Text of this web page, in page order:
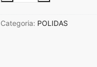
de
Categoria: POLIDAS